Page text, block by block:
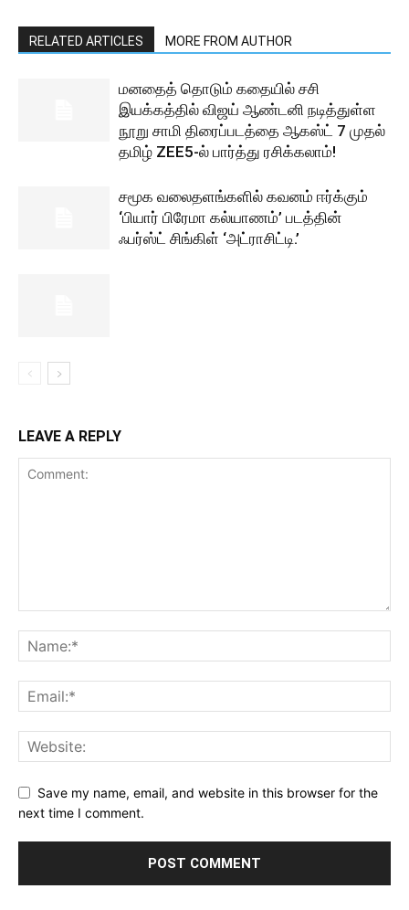
RELATED ARTICLES MORE FROM AUTHOR
மனதைத் தொடும் கதையில் சசி
இயக்கத்தில் விஜய் ஆண்டனி நடித்துள்ள
நூறு சாமி திரைப்படத்தை ஆகஸ்ட் 7 முதல்
தமிழ் ZEE5-ல் பார்த்து ரசிக்கலாம்!
சமூக வலைதளங்களில் கவனம் ஈர்க்கும்
‘பியார் பிரேமா கல்யாணம்’ படத்தின்
ஃபர்ஸ்ட் சிங்கிள் ‘அட்ராசிட்டி.’
LEAVE A REPLY
Save my name, email, and website in this browser for the
next time I comment.